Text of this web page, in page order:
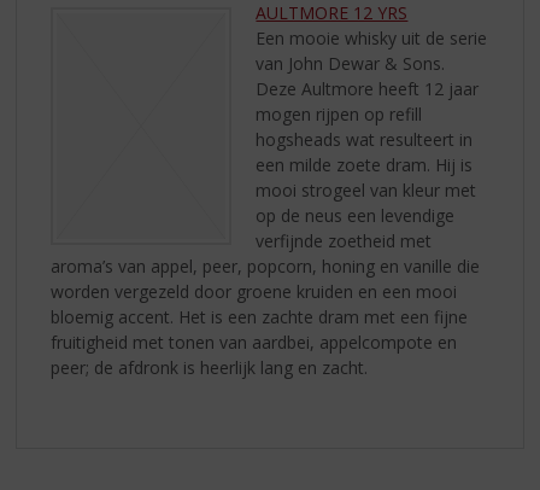
AULTMORE 12 YRS
Een mooie whisky uit de serie
van John Dewar & Sons.
Deze Aultmore heeft 12 jaar
mogen rijpen op refill
hogsheads wat resulteert in
een milde zoete dram. Hij is
mooi strogeel van kleur met
op de neus een levendige
verfijnde zoetheid met
aroma’s van appel, peer, popcorn, honing en vanille die
worden vergezeld door groene kruiden en een mooi
bloemig accent. Het is een zachte dram met een fijne
fruitigheid met tonen van aardbei, appelcompote en
peer; de afdronk is heerlijk lang en zacht.